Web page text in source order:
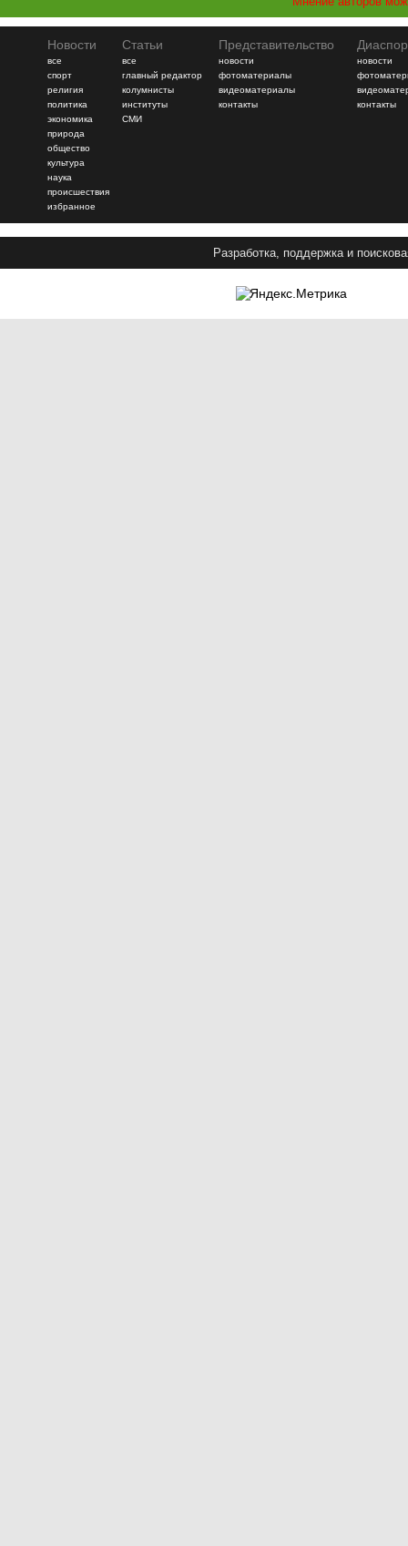
Новости
все
спорт
религия
политика
экономика
природа
общество
культура
наука
происшествия
избранное
Статьи
все
главный редактор
колумнисты
институты
СМИ
Представительство
новости
фотоматериалы
видеоматериалы
контакты
новости
контакты
Разработка, поддержка и